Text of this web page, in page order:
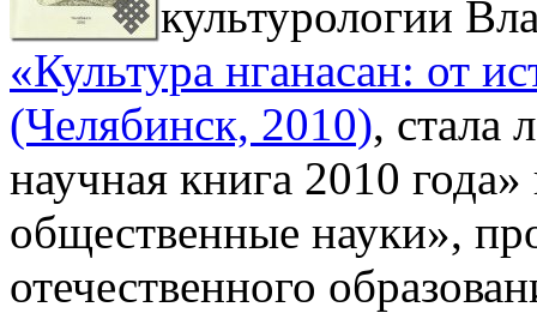
культурологии
«Культура нганасан: от
(Челябинск, 2010), стала
научная книга 2010
общественные науки»,
отечественного